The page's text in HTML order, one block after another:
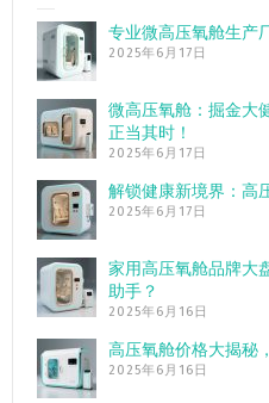
专业微高压氧舱生产
2025年6月17日
微高压氧舱：掘金大
正当其时！
2025年6月17日
解锁健康新境界：高
2025年6月17日
家用高压氧舱品牌大
助手？
2025年6月16日
高压氧舱价格大揭秘
2025年6月16日